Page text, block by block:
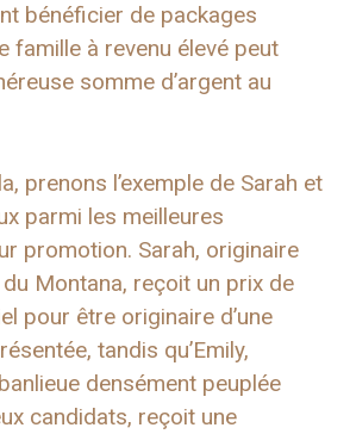
bénéficier de packages
famille à revenu élevé peut
somme d’argent au
prenons l’exemple de Sarah et
parmi les meilleures
promotion. Sarah, originaire
du Montana, reçoit un prix de
pour être originaire d’une
tandis qu’Emily,
densément peuplée
candidats, reçoit une